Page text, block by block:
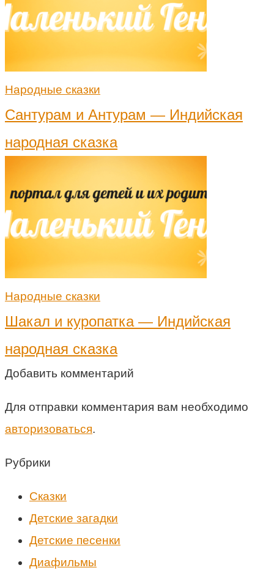
Народные сказки
Сантурам и Антурам — Индийская
народная сказка
Народные сказки
Шакал и куропатка — Индийская
народная сказка
Добавить комментарий
Для отправки комментария вам необходимо
авторизоваться.
Рубрики
Cказки
Детские загадки
Детские песенки
Диафильмы